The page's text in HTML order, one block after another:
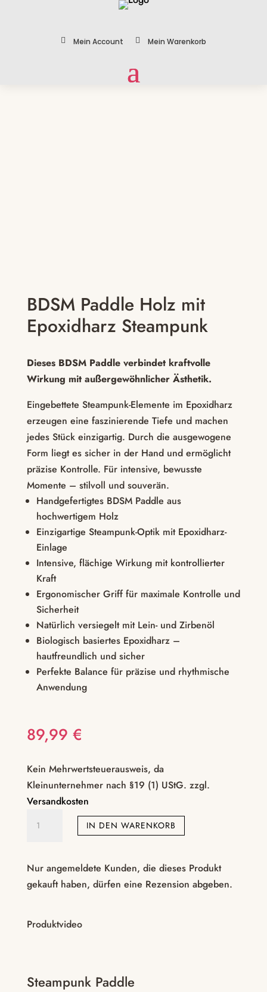
 Mein Account  Mein Warenkorb
BDSM Paddle Holz mit
Epoxidharz Steampunk
Dieses BDSM Paddle verbindet kraftvolle
Wirkung mit außergewöhnlicher Ästhetik.
Eingebettete Steampunk-Elemente im Epoxidharz
erzeugen eine faszinierende Tiefe und machen
jedes Stück einzigartig. Durch die ausgewogene
Form liegt es sicher in der Hand und ermöglicht
präzise Kontrolle. Für intensive, bewusste
Momente – stilvoll und souverän.
Handgefertigtes BDSM Paddle aus
hochwertigem Holz
Einzigartige Steampunk-Optik mit Epoxidharz-
Einlage
Intensive, flächige Wirkung mit kontrollierter
Kraft
Ergonomischer Griff für maximale Kontrolle und
Sicherheit
Natürlich versiegelt mit Lein- und Zirbenöl
Biologisch basiertes Epoxidharz –
hautfreundlich und sicher
Perfekte Balance für präzise und rhythmische
Anwendung
89,99 €
Kein Mehrwertsteuerausweis, da
Kleinunternehmer nach §19 (1) UStG. zzgl.
Versandkosten
Paddle
mit
Epoxidharz
IN DEN WARENKORB
Nur angemeldete Kunden, die dieses Produkt
gekauft haben, dürfen eine Rezension abgeben.
Produktvideo
Steampunk Paddle